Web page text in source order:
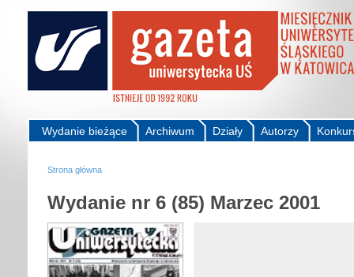
Autorzy
Działy
Archiwum
Wydanie bieżące
Strona główna
Wydanie nr 6 (85) Marzec 2001